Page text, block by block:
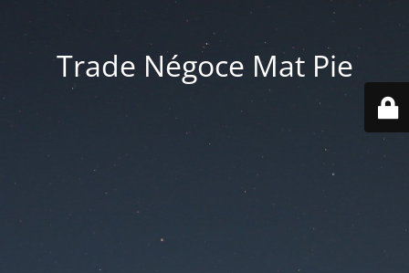
Trade Négoce Mat Pie